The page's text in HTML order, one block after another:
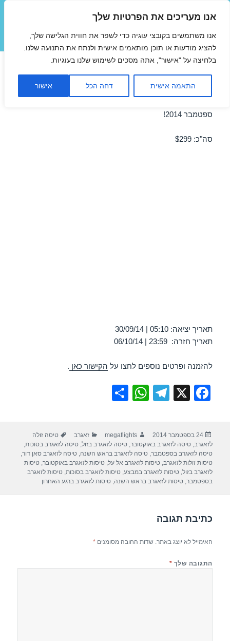
אנו מעריכים את הפרטיות שלך
אנו משתמשים בקובצי עוגיה כדי לשפר את חווית הגלישה שלך,
להציג מודעות או תוכן מותאמים אישית ולנתח את התנועה שלנו.
בלחיצה על "אישור", אתה מסכים לשימוש שלנו בעוגיות.
התאמה אישית דחה הכל אישור
תפריטים
ווידג'טים
טיסה לזאגרב 30/09/2014
ספטמבר 2014!
סה"כ: $299
תאריך יציאה: 05:10 | 30/09/14
תאריך חזרה: 23:59 | 06/10/14
להזמנה ופרטים נוספים לחצו על הקישור כאן .
F
e
b
o
X
T
gr
a
m
W
s
A
p
e
פורסם
בתאריך
24 בספטמבר 2014 מחבר
megaflights קטגוריות
זאגרב תגיות
טיסה זולה
לזאגרב,טיסה לזאגרב באוקטובר,טיסה לזאגרב בזול,טיסה לזאגרב בסוכות,
טיסה לזאגרב בספטמבר,טיסה לזאגרב בראש השנה,טיסה לזאגרב סאן דור,
טיסות זולות לזאגרב,טיסות לזאגרב אל על,טיסות לזאגרב באוקטובר,טיסות
לזאגרב בזול,טיסות לזאגרב במבצע,טיסות לזאגרב בסוכות,טיסות לזאגרב
בספטמבר,טיסות לזאגרב בראש השנה,טיסות לזאגרב ברגע האחרון
כתיבת תגובה
האימייל לא יוצג באתר. שדות החובה מסומנים*
התגובה שלך *